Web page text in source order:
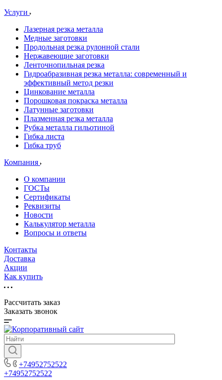
Услуги
Лазерная резка металла
Медные заготовки
Продольная резка рулонной стали
Нержавеющие заготовки
Ленточнопильная резка
Гидроабразивная резка металла: современный и
эффективный метод резки
Цинкование металла
Порошковая покраска металла
Латунные заготовки
Плазменная резка металла
Рубка металла гильотиной
Гибка листа
Гибка труб
Компания
О компании
ГОСТы
Сертификаты
Реквизиты
Новости
Калькулятор металла
Вопросы и ответы
Контакты
Доставка
Акции
Как купить
Рассчитать заказ
Заказать звонок
+74952752522
+74952752522